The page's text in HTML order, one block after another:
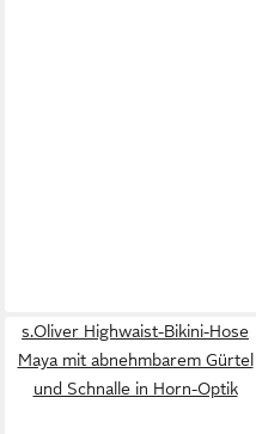
s.Oliver Highwaist-Bikini-Hose
Maya mit abnehmbarem Gürtel
und Schnalle in Horn-Optik